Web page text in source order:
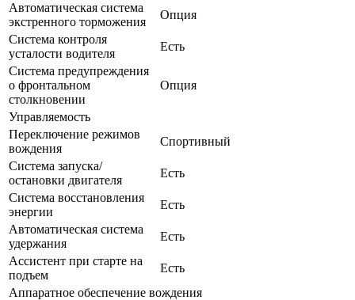
Автоматическая система
экстренного торможения
Опция
Система контроля
усталости водителя
Есть
Система предупреждения
о фронтальном
столкновении
Опция
Управляемость
Переключение режимов
вождения
Спортивный
Система запуска/
остановки двигателя
Есть
Система восстановления
энергии
Есть
Автоматическая система
удержания
Есть
Ассистент при старте на
подъем
Есть
Аппаратное обеспечение вождения